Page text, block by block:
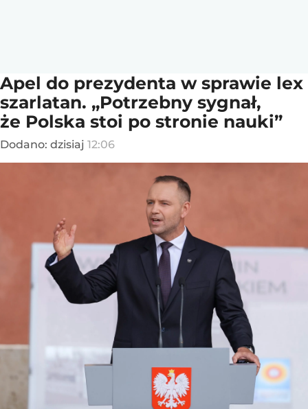
Apel do prezydenta w sprawie lex
szarlatan. „Potrzebny sygnał,
że Polska stoi po stronie nauki”
Dodano: dzisiaj 12:06